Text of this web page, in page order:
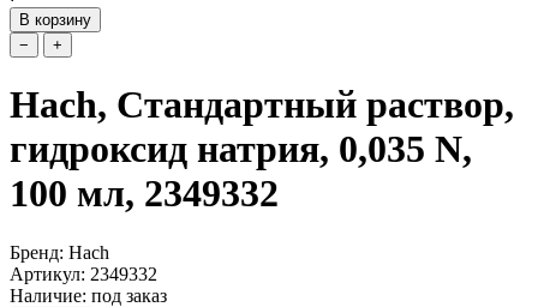
В корзину
−
+
Hach, Стандартный раствор,
гидроксид натрия, 0,035 N,
100 мл, 2349332
Бренд: Hach
Артикул: 2349332
Наличие: под заказ